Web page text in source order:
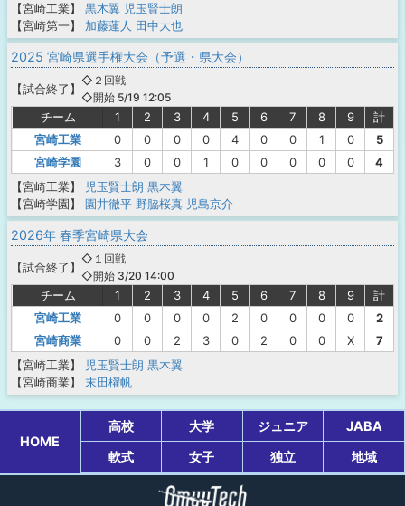
【宮崎工業】
黒木翼 児玉賢士朗
【宮崎第一】
加藤蓮人 田中大也
2025 宮崎県選手権大会（予選・県大会）
【試合終了 】
◇２回戦
◇開始 5/19 12:05
チーム 1 2 3 4 5 6 7 8 9
計
宮崎工業
0 0 0 0 4 0 0 1 0
5
宮崎学園
3 0 0 1 0 0 0 0 0
4
【宮崎工業】
児玉賢士朗 黒木翼
【宮崎学園】
園井徹平 野脇桜真 児島京介
2026年 春季宮崎県大会
【試合終了 】
◇１回戦
◇開始 3/20 14:00
チーム 1 2 3 4 5 6 7 8 9
計
宮崎工業
0 0 0 0 2 0 0 0 0
2
宮崎商業
0 0 2 3 0 2 0 0 X
7
【宮崎工業】
児玉賢士朗 黒木翼
【宮崎商業】
末田櫂帆
HOME
高校 大学 ジュニア
JABA
軟式
女子 独立 地域